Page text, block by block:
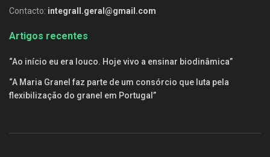
Contacto: integrall.geral@gmail.com
Artigos recentes
“Ao início eu era louco. Hoje vivo a ensinar biodinâmica”
“A Maria Granel faz parte de um consórcio que luta pela
flexibilização do granel em Portugal”